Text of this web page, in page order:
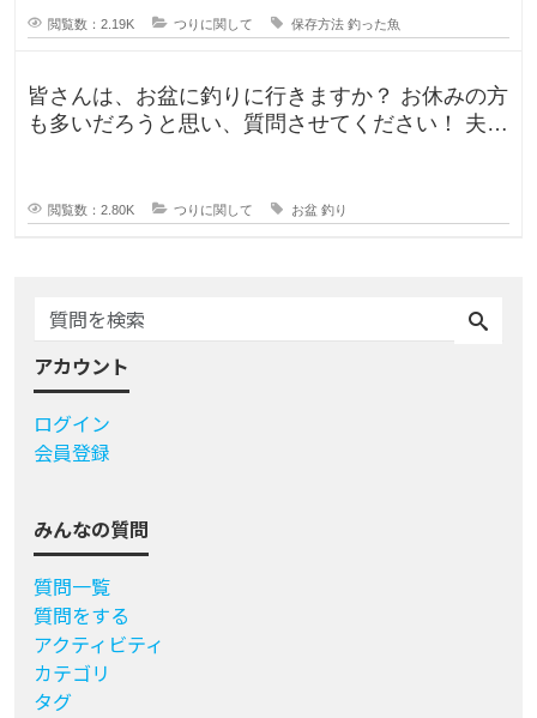
閲覧数：2.19K つりに関して 保存方法 釣った魚
皆さんは、お盆に釣りに行きますか？ お休みの方
も多いだろうと思い、質問させてください！ 夫曰
閲覧数：2.80K つりに関して お盆 釣り
アカウント
ログイン
会員登録
みんなの質問
質問一覧
質問をする
アクティビティ
カテゴリ
タグ